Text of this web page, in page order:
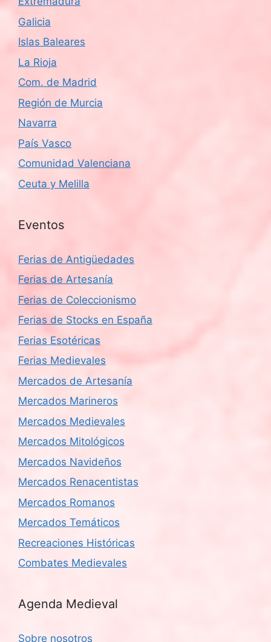
Galicia
Islas Baleares
La Rioja
Com. de Madrid
Región de Murcia
Navarra
País Vasco
Comunidad Valenciana
Ceuta y Melilla
Eventos
Ferias de Antigüedades
Ferias de Artesanía
Ferias de Coleccionismo
Ferias de Stocks en España
Ferias Esotéricas
Ferias Medievales
Mercados de Artesanía
Mercados Marineros
Mercados Medievales
Mercados Mitológicos
Mercados Navideños
Mercados Renacentistas
Mercados Romanos
Mercados Temáticos
Recreaciones Históricas
Combates Medievales
Agenda Medieval
Sobre nosotros